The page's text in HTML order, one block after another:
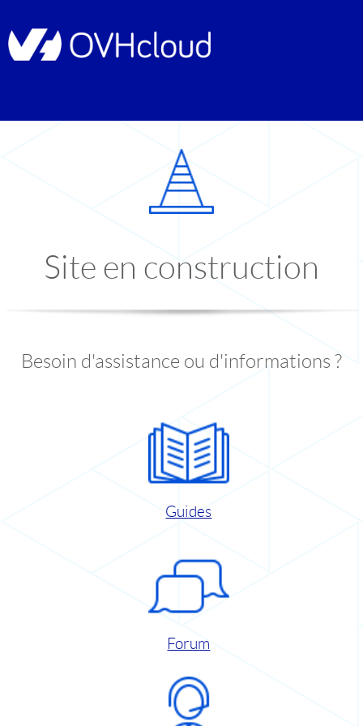
Site en construction
Besoin d'assistance ou d'informations ?
Guides
Forum